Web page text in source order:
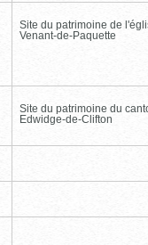
Site du patrimoine de
Venant-de-Paquette
Site du patrimoine du
Edwidge-de-Clifton